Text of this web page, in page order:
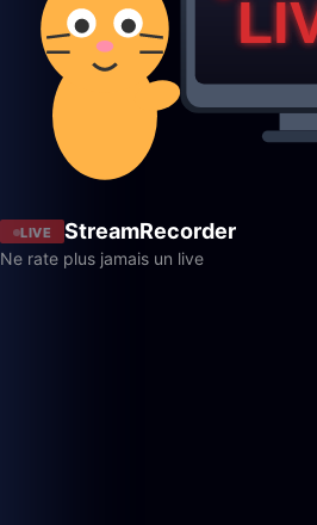
LIVE StreamRecorder
Ne rate plus jamais un live